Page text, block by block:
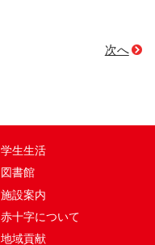
次へ
学生生活
図書館
施設案内
赤十字について
地域貢献